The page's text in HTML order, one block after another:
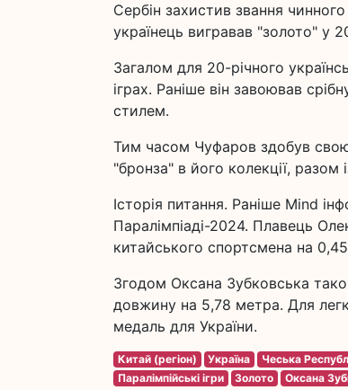
Сербін захистив звання
українець вигравав "золото" у
Загалом для 20-річного
іграх. Раніше він завоював
стилем.
Тим часом Чуфаров здобув
"бронза" в його колекції,
Історія питання. Раніше Mind
Паралімпіаді-2024. Плавець
китайського спортсмена на
Згодом Оксана Зубковська
довжину на 5,78 метра. Для
медаль для України.
Китай (регіон) Україна Чеська
Паралімпійські ігри
Золото Оксана